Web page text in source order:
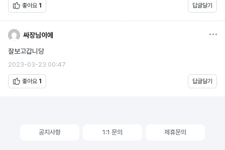
좋아요 1 답글달기
싸장님이에
잘보고갑니당
2023-03-23 00:47
좋아요 1 답글달기
공지사항 1:1 문의 제휴문의